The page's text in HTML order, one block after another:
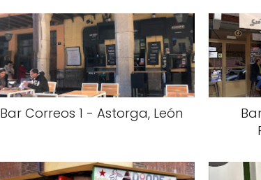
Bar Correos 1 - Astorga, León